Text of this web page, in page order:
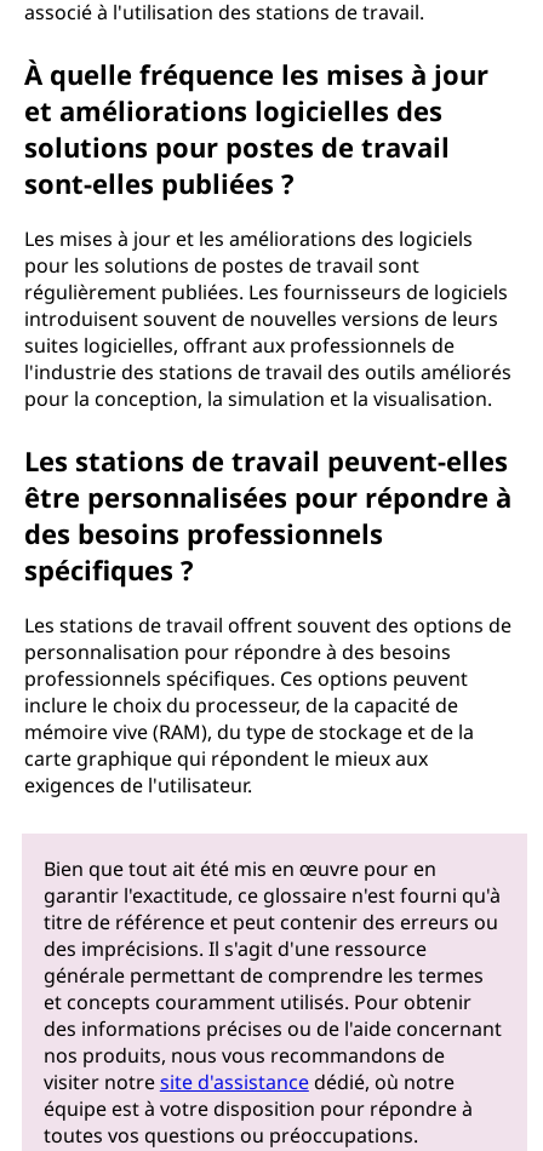
associé à l'utilisation des stations de travail.
À quelle fréquence les mises à jour
et améliorations logicielles des
solutions pour postes de travail
sont-elles publiées ?
Les mises à jour et les améliorations des logiciels
pour les solutions de postes de travail sont
régulièrement publiées. Les fournisseurs de logiciels
introduisent souvent de nouvelles versions de leurs
suites logicielles, offrant aux professionnels de
l'industrie des stations de travail des outils améliorés
pour la conception, la simulation et la visualisation.
Les stations de travail peuvent-elles
être personnalisées pour répondre à
des besoins professionnels
spécifiques ?
Les stations de travail offrent souvent des options de
personnalisation pour répondre à des besoins
professionnels spécifiques. Ces options peuvent
inclure le choix du processeur, de la capacité de
mémoire vive (RAM), du type de stockage et de la
carte graphique qui répondent le mieux aux
exigences de l'utilisateur.
Bien que tout ait été mis en œuvre pour en
garantir l'exactitude, ce glossaire n'est fourni qu'à
titre de référence et peut contenir des erreurs ou
des imprécisions. Il s'agit d'une ressource
générale permettant de comprendre les termes
et concepts couramment utilisés. Pour obtenir
des informations précises ou de l'aide concernant
nos produits, nous vous recommandons de
visiter notresite d'assistancedédié, où notre
équipe est à votre disposition pour répondre à
toutes vos questions ou préoccupations.